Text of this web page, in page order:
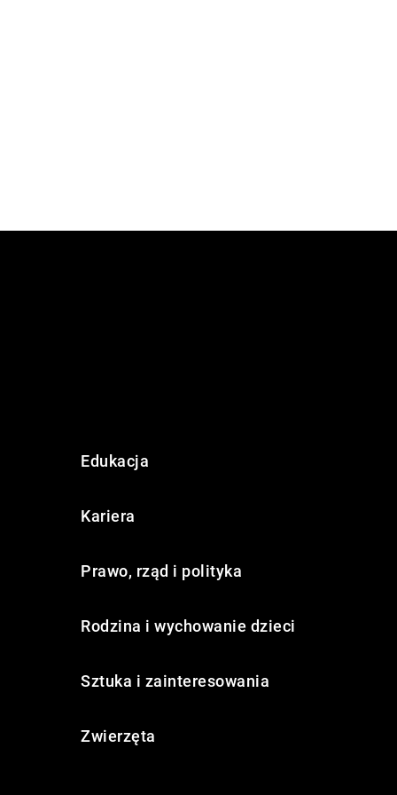
Edukacja
Kariera
Prawo, rząd i polityka
Rodzina i wychowanie dzieci
Sztuka i zainteresowania
Zwierzęta